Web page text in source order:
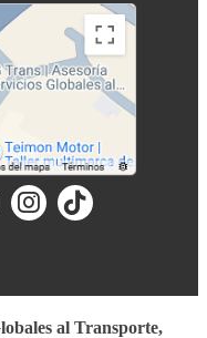
al Transporte,